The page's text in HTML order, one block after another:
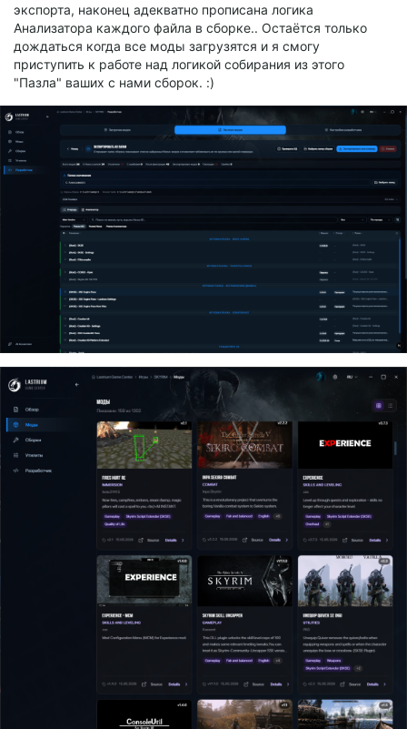
экспорта, наконец адекватно прописана логика
Анализатора каждого файла в сборке.. Остаётся только
дождаться когда все моды загрузятся и я смогу
приступить к работе над логикой собирания из этого
"Пазла" ваших с нами сборок. :)